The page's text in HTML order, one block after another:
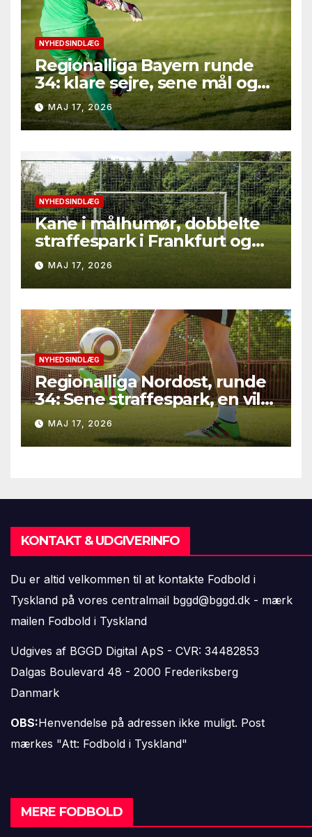
NYHEDSINDLÆG
Regionalliga Bayern runde
34: klare sejre, sene mål og
straffesparksafgørelser
MAJ 17, 2026
NYHEDSINDLÆG
Kane i målhumør, dobbelte
straffespark i Frankfurt og
rødt kort i Gladbach – hele
runde 34 fra Bundesliga
2025/26
MAJ 17, 2026
NYHEDSINDLÆG
Regionalliga Nordost, runde
34: Sene straffespark, en vild
vending i Leipzig og en
firkantsopvisning fra Baro
MAJ 17, 2026
KONTAKT & UDGIVERINFO
Du er altid velkommen til at kontakte Fodbold i
Tyskland på vores centralmail bggd@bggd.dk - mærk
mailen Fodbold i Tyskland
Udgives af BGGD Digital ApS - CVR: 34482853
Dalgas Boulevard 48 - 2000 Frederiksberg
Danmark
OBS:Henvendelse på adressen ikke muligt. Post
mærkes "Att: Fodbold i Tyskland"
MERE FODBOLD